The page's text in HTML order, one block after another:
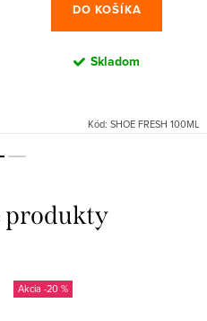
DO KOŠÍKA
Skladom
Kód: SHOE FRESH 100ML
-20 %